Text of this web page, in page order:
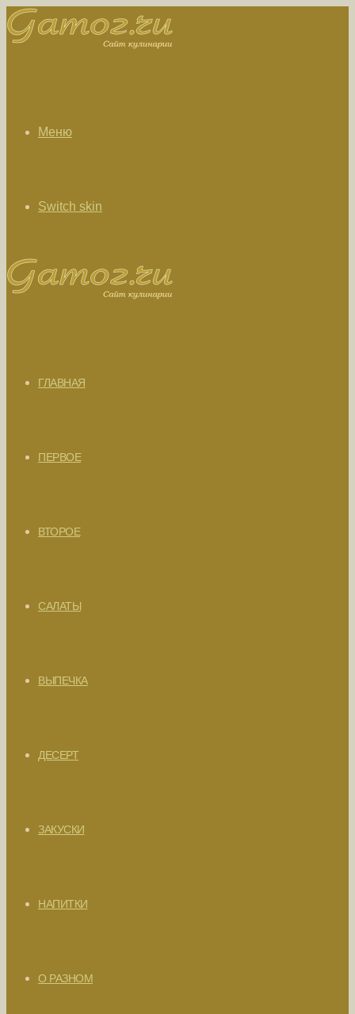
Меню
Switch skin
ГЛАВНАЯ
ПЕРВОЕ
ВТОРОЕ
САЛАТЫ
ВЫПЕЧКА
ДЕСЕРТ
ЗАКУСКИ
НАПИТКИ
О РАЗНОМ